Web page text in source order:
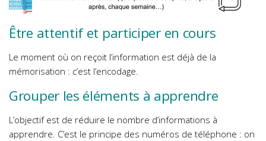
Être attentif et participer en cours
Le moment où on reçoit l’information est déjà de la
mémorisation : c’est l’encodage.
Grouper les éléments à apprendre
L’objectif est de réduire le nombre d’informations à
apprendre. C’est le principe des numéros de téléphone : on